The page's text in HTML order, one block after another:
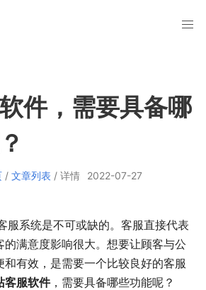
件，需要具备哪
/ 文章列表 / 详情
2022-07-27
系统是不可或缺的。客服直接代表
的满意度影响很大。想要让顾客与公
有效，是需要一个比较良好的客服
客服软件，需要具备哪些功能呢？